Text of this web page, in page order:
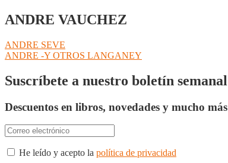
ANDRE VAUCHEZ
Navegación
de
entradas
Anterior:
ANDRE SEVE
Siguiente:
ANDRE -Y OTROS LANGANEY
Suscríbete a nuestro boletín semanal
Descuentos en libros, novedades y mucho más
He leído y acepto la política de privacidad